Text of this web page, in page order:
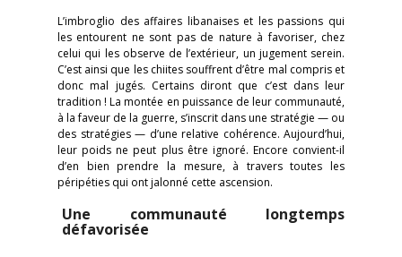
L’imbroglio des affaires libanaises et les passions qui
les entourent ne sont pas de nature à favoriser, chez
celui qui les observe de l’extérieur, un jugement serein.
C’est ainsi que les chiites souffrent d’être mal compris et
donc mal jugés. Certains diront que c’est dans leur
tradition ! La montée en puissance de leur communauté,
à la faveur de la guerre, s’inscrit dans une stratégie — ou
des stratégies — d’une relative cohérence. Aujourd’hui,
leur poids ne peut plus être ignoré. Encore convient-il
d’en bien prendre la mesure, à travers toutes les
péripéties qui ont jalonné cette ascension.
Une communauté longtemps
défavorisée